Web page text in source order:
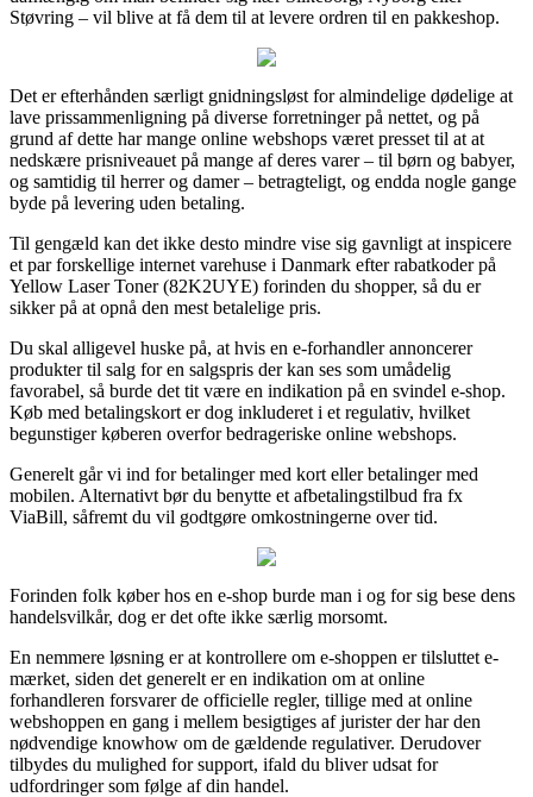
Støvring – vil blive at få dem til at levere ordren til en pakkeshop.
Det er efterhånden særligt gnidningsløst for almindelige dødelige at
lave prissammenligning på diverse forretninger på nettet, og på
grund af dette har mange online webshops været presset til at at
nedskære prisniveauet på mange af deres varer – til børn og babyer,
og samtidig til herrer og damer – betragteligt, og endda nogle gange
byde på levering uden betaling.
Til gengæld kan det ikke desto mindre vise sig gavnligt at inspicere
et par forskellige internet varehuse i Danmark efter rabatkoder på
Yellow Laser Toner (82K2UYE) forinden du shopper, så du er
sikker på at opnå den mest betalelige pris.
Du skal alligevel huske på, at hvis en e-forhandler annoncerer
produkter til salg for en salgspris der kan ses som umådelig
favorabel, så burde det tit være en indikation på en svindel e-shop.
Køb med betalingskort er dog inkluderet i et regulativ, hvilket
begunstiger køberen overfor bedrageriske online webshops.
Generelt går vi ind for betalinger med kort eller betalinger med
mobilen. Alternativt bør du benytte et afbetalingstilbud fra fx
ViaBill, såfremt du vil godtgøre omkostningerne over tid.
Forinden folk køber hos en e-shop burde man i og for sig bese dens
handelsvilkår, dog er det ofte ikke særlig morsomt.
En nemmere løsning er at kontrollere om e-shoppen er tilsluttet e-
mærket, siden det generelt er en indikation om at online
forhandleren forsvarer de officielle regler, tillige med at online
webshoppen en gang i mellem besigtiges af jurister der har den
nødvendige knowhow om de gældende regulativer. Derudover
tilbydes du mulighed for support, ifald du bliver udsat for
udfordringer som følge af din handel.